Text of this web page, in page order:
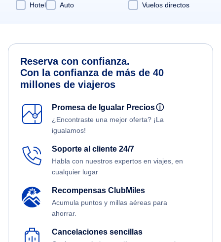
Hotel
Auto Vuelos directos
Reserva con confianza.
Con la confianza de más de 40
millones de viajeros
Promesa de Igualar Preciosⓘ
¿Encontraste una mejor oferta? ¡La
igualamos!
Soporte al cliente 24/7
Habla con nuestros expertos en viajes, en
cualquier lugar
Recompensas ClubMiles
Acumula puntos y millas aéreas para
ahorrar.
Cancelaciones sencillas